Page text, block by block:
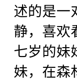
述的是一
静，喜欢
七岁的妹
妹，在森